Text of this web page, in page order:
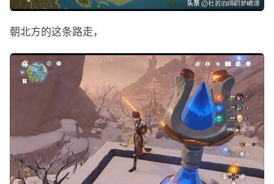
朝北方的这条路走，